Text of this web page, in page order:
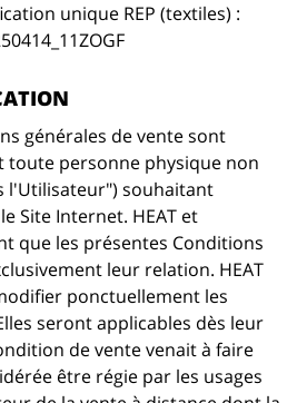
unique REP (textiles) :
générales de vente sont
toute personne physique non
l'Utilisateur") souhaitant
Site Internet. HEAT et
que les présentes Conditions
leur relation. HEAT
ponctuellement les
seront applicables dès leur
de vente venait à faire
être régie par les usages